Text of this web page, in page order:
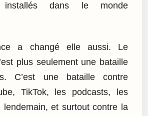
dans le monde
a changé elle aussi. Le
plus seulement une bataille
C’est une bataille contre
TikTok, les podcasts, les
lendemain, et surtout contre la